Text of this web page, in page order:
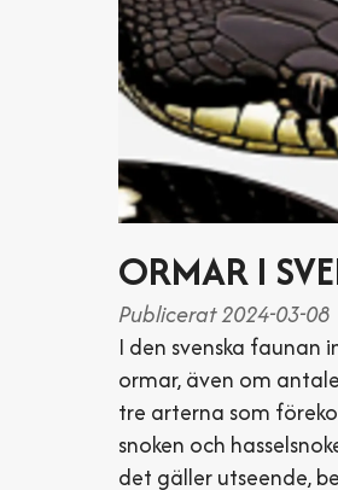
ORMAR I
Publicerat 2024-03-08
I den svenska faunan
ormar, även om
tre arterna som
snoken och
det gäller utseende,